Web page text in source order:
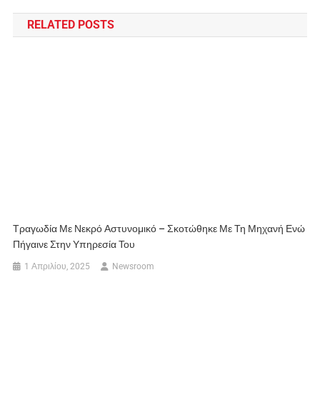
RELATED POSTS
Τραγωδία Με Νεκρό Αστυνομικό – Σκοτώθηκε Με Τη Μηχανή Ενώ
Πήγαινε Στην Υπηρεσία Του
1 Απριλίου, 2025 Newsroom